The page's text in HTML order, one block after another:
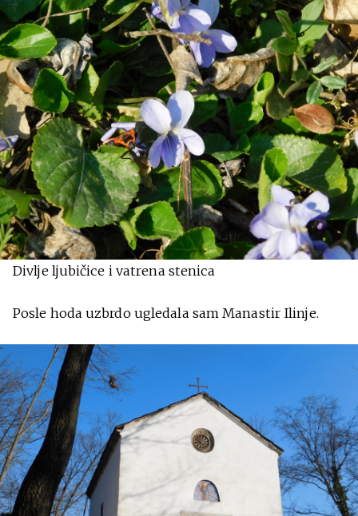
Divlje ljubičice i vatrena stenica
Posle hoda uzbrdo ugledala sam Manastir Ilinje.